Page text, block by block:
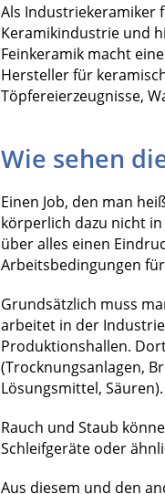
Als Industriekeramiker
Keramikindustrie und
Feinkeramik macht
Hersteller für
Töpfereierzeugnisse,
Wie sehen
Einen Job, den man
körperlich dazu nicht
über alles einen
Arbeitsbedingungen
Grundsätzlich muss
arbeitet in der
Produktionshallen.
(Trocknungsanlagen,
Lösungsmittel, Säuren).
Rauch und Staub
Schleifgeräte oder
Aus diesem und den